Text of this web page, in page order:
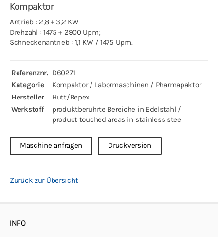
Kompaktor
Antrieb : 2,8 + 3,2 KW
Drehzahl : 1475 + 2900 Upm;
Schneckenantrieb : 1,1 KW / 1475 Upm.
Referenznr. D60271
Kategorie
Kompaktor / Labormaschinen / Pharmapaktor
Hersteller
Hutt/Bepex
Werkstoff
produktberührte Bereiche in Edelstahl /
product touched areas in stainless steel
Maschine anfragen Druckversion
Zurück zur Übersicht
INFO